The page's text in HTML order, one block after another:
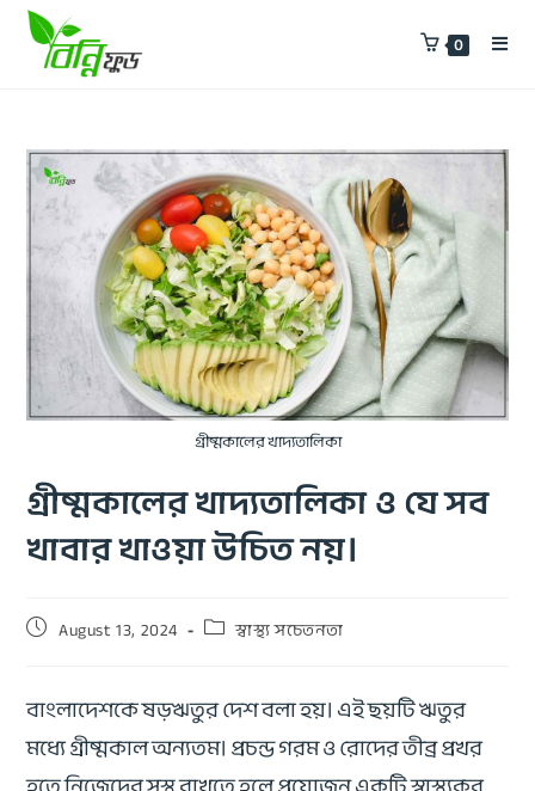
0
গ্রীষ্মকালের খাদ্যতালিকা
গ্রীষ্মকালের খাদ্যতালিকা ও যে সব
খাবার খাওয়া উচিত নয়।
August 13, 2024 স্বাস্থ্য সচেতনতা
বাংলাদেশকে ষড়ঋতুর দেশ বলা হয়। এই ছয়টি ঋতুর
মধ্যে গ্রীষ্মকাল অন্যতম। প্রচন্ড গরম ও রোদের তীব্র প্রখর